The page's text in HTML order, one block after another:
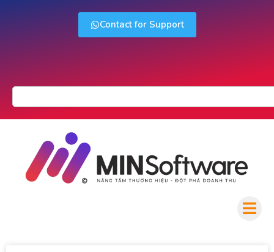
Contact for Support